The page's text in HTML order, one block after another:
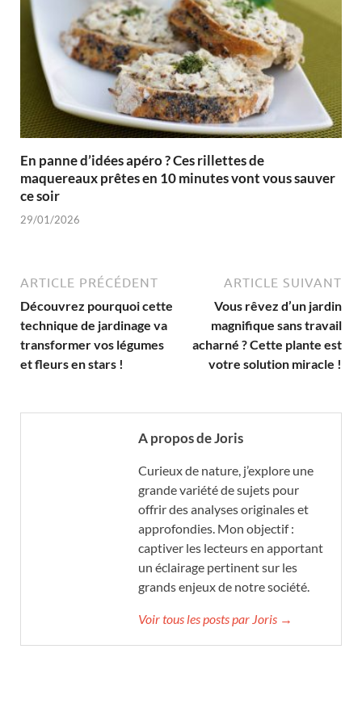
En panne d’idées apéro ? Ces rillettes de
maquereaux prêtes en 10 minutes vont vous sauver
ce soir
29/01/2026
ARTICLE PRÉCÉDENT
Découvrez pourquoi cette
technique de jardinage va
transformer vos légumes
et fleurs en stars !
ARTICLE SUIVANT
Vous rêvez d’un jardin
magnifique sans travail
acharné ? Cette plante est
votre solution miracle !
A propos de Joris
Curieux de nature, j’explore une
grande variété de sujets pour
offrir des analyses originales et
approfondies. Mon objectif :
captiver les lecteurs en apportant
un éclairage pertinent sur les
grands enjeux de notre société.
Voir tous les posts par Joris →